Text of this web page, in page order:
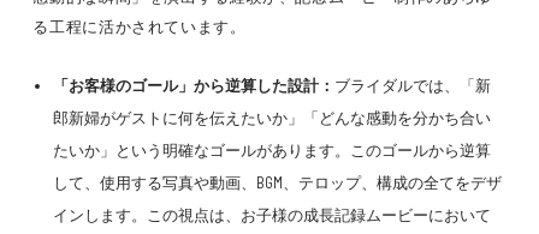
る工程に活かされています。
「お客様のゴール」から逆算した設計： ブライダルでは、「新
郎新婦がゲストに何を伝えたいか」「どんな感動を分かち合い
たいか」という明確なゴールがあります。このゴールから逆算
して、使用する写真や動画、BGM、テロップ、構成の全てをデザ
インします。この視点は、お子様の成長記録ムービーにおいて